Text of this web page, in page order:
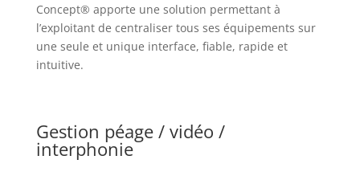
Concept® apporte une solution permettant à
l’exploitant de centraliser tous ses équipements sur
une seule et unique interface, fiable, rapide et
intuitive.
Gestion péage / vidéo /
interphonie